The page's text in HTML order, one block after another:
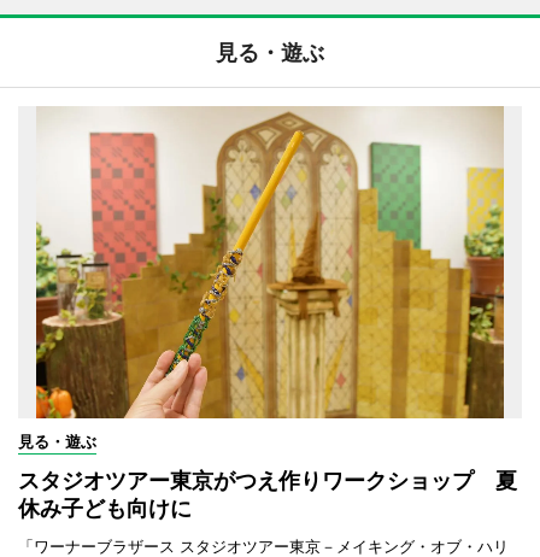
見る・遊ぶ
見る・遊ぶ
スタジオツアー東京がつえ作りワークショップ 夏
休み子ども向けに
「ワーナーブラザース スタジオツアー東京－メイキング・オブ・ハリ